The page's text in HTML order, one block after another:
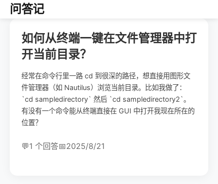
问答记
如何从终端一键在文件管理器中打
开当前目录？
经常在命令行里一路 cd 到很深的路径，想直接用图形文
件管理器（如 Nautilus）浏览当前目录。比如我做了：
`cd sampledirectory` 然后 `cd sampledirectory2`。
有没有一个命令能从终端直接在 GUI 中打开我现在所在的
位置？
💬1 个回答📅2025/8/21